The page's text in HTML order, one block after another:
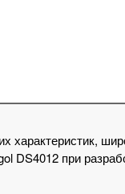
характеристик,
DS4012 при